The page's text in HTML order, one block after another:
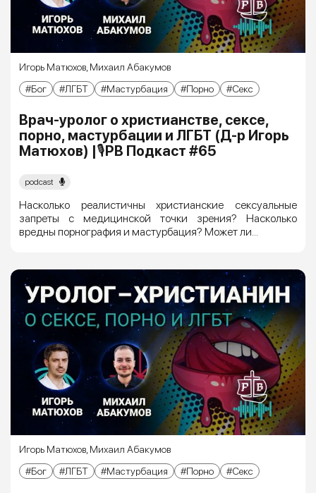
Игорь Матюхов,Михаил Абакумов
Бог
ЛГБТ Мастурбация Порно Секс
Врач-уролог о христианстве, сексе,
порно, мастурбации и ЛГБТ (Д-р Игорь
Матюхов) |🎙РВ Подкаст #65
podcast
Насколько реалистичны христианские сексуальные
запреты с медицинской точки зрения? Насколько
вредны порнография и мастурбация? Может ли...
Игорь Матюхов,Михаил Абакумов
Бог
ЛГБТ Мастурбация Порно Секс